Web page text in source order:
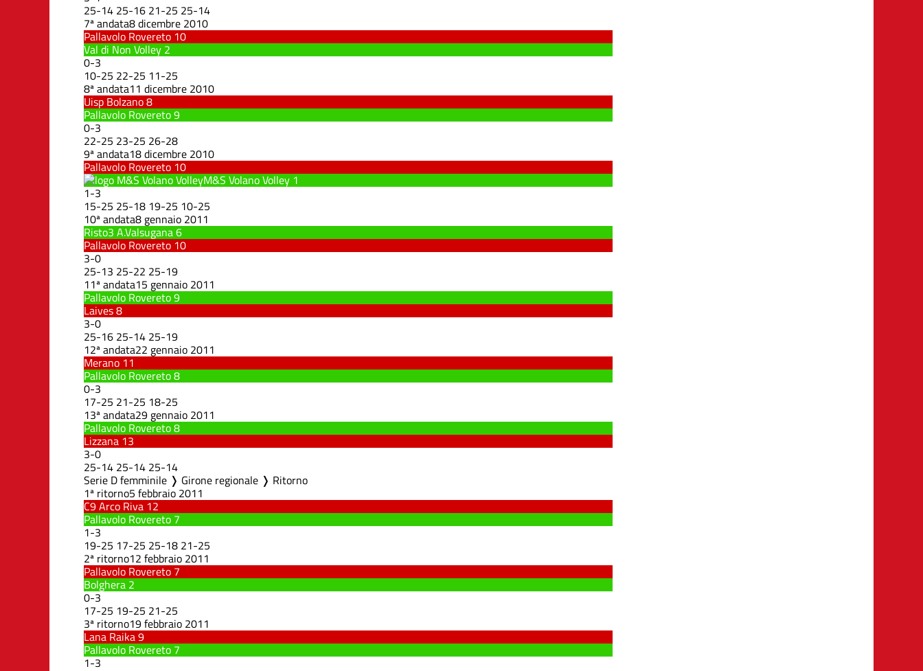
25-14 25-16 21-25 25-14
7ª andata8 dicembre 2010
Pallavolo Rovereto 10
Val di Non Volley 2
0-3
10-25 22-25 11-25
8ª andata11 dicembre 2010
Uisp Bolzano8
Pallavolo Rovereto9
0-3
22-25 23-25 26-28
9ª andata18 dicembre 2010
Pallavolo Rovereto 10
M&S Volano Volley 1
1-3
15-25 25-18 19-25 10-25
10ª andata8 gennaio 2011
Risto3 A.Valsugana6
Pallavolo Rovereto 10
3-0
25-13 25-22 25-19
11ª andata15 gennaio 2011
Pallavolo Rovereto9
Laives8
3-0
25-16 25-14 25-19
12ª andata22 gennaio 2011
Merano 11
Pallavolo Rovereto8
0-3
17-25 21-25 18-25
13ª andata29 gennaio 2011
Pallavolo Rovereto8
Lizzana 13
3-0
25-14 25-14 25-14
Serie D femminile ❭ Girone regionale ❭ Ritorno
1ª ritorno5 febbraio 2011
C9 Arco Riva 12
Pallavolo Rovereto 7
1-3
19-25 17-25 25-18 21-25
2ª ritorno12 febbraio 2011
Pallavolo Rovereto 7
Bolghera 2
0-3
17-25 19-25 21-25
3ª ritorno19 febbraio 2011
Lana Raika9
Pallavolo Rovereto 7
1-3